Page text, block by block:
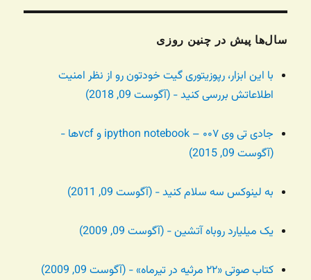
سال‌ها پیش در چنین روزی
با این ابزار، رپوزیتوری گیت خودتون رو از نظر امنیت
اطلاعاتش بررسی کنید - (آگوست 09, 2018)
جادی تی وی ۰۰۷ – ipython notebook و vcfها -
(آگوست 09, 2015)
به لینوکس سه سلام کنید - (آگوست 09, 2011)
یک میلیارد روباه آتشین - (آگوست 09, 2009)
کتاب صوتی «۲۲ مرثیه در تیرماه» - (آگوست 09, 2009)